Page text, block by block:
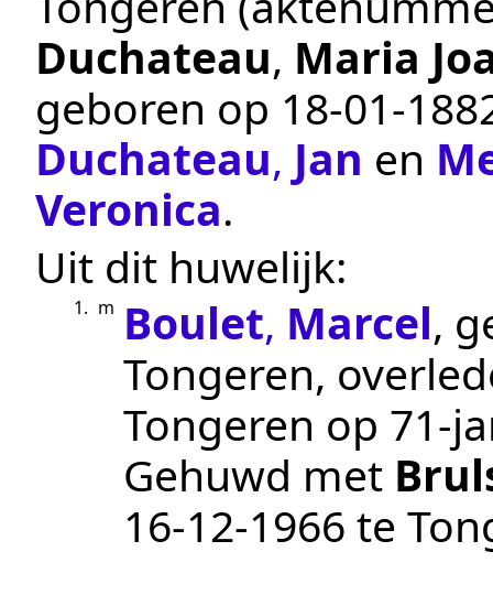
Duchateau, Maria
geboren op
Duchateau, Jan en
Veronica.
Uit dit huwelijk:
1. m Boulet, Marcel,
Tongeren,
Tongeren op 71-
Gehuwd met
16‑12‑1966 te